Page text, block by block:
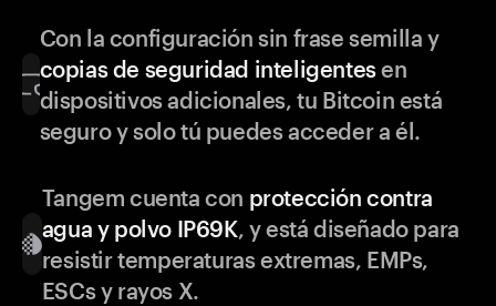
Con la configuración sin frase semilla y
copias de seguridad inteligentesen
dispositivos adicionales, tu Bitcoin está
seguro y solo tú puedes acceder a él.
Tangem cuenta con protección contra
agua y polvo IP69K, y está diseñado para
resistir temperaturas extremas, EMPs,
ESCs y rayos X.